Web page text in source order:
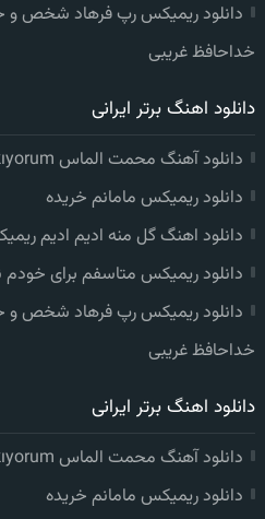
دانلود ریمیکس رپ فرهاد شخص
خداحافظ غریبی
دانلود اهنگ برتر ایرانی
دانلود آهنگ محمت الماس gidene yakıyorum
دانلود ریمیکس مامانم خریده
دانلود اهنگ گل منه ادیم ادیم
دانلود ریمیکس متاسفم برای خودم
دانلود ریمیکس رپ فرهاد شخص
خداحافظ غریبی
دانلود اهنگ برتر ایرانی
دانلود آهنگ محمت الماس gidene yakıyorum
دانلود ریمیکس مامانم خریده